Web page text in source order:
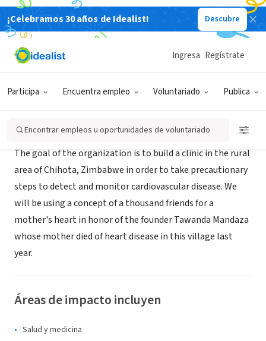
¡Celebramos 30 años de Idealist! Descubre
Participa Encuentra empleo Voluntariado Publica
Ingresa Regístrate
Encontrar empleos u oportunidades de voluntariado
ORGANIZACIÓN SIN FIN DE LUCRO
Merjury Mandaza Foundation
The goal of the organization is to build a clinic in the rural
area of Chihota, Zimbabwe in order to take precautionary
steps to detect and monitor cardiovascular disease. We
will be using a concept of a thousand friends for a
mother's heart in honor of the founder Tawanda Mandaza
whose mother died of heart disease in this village last
year.
Áreas de impacto incluyen
Salud y medicina